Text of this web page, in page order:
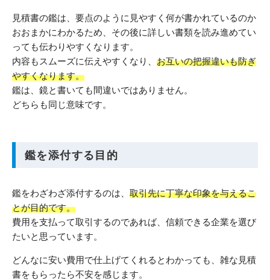
見積書の鑑は、要点のように見やすく何が書かれているのか
おおまかにわかるため、その後に詳しい書類を読み進めてい
っても伝わりやすくなります。
内容もスムーズに伝えやすくなり、 お互いの把握違いも防ぎ
やすくなります。
鑑は、鏡と書いても間違いではありません。
どちらも同じ意味です。
鑑を添付する目的
鑑をわざわざ添付するのは、 取引先に丁寧な印象を与えるこ
とが目的です。
費用を支払って取引するのであれば、信頼できる企業を選び
たいと思っています。
どんなに安い費用で仕上げてくれるとわかっても、雑な見積
書をもらったら不安を感じます。